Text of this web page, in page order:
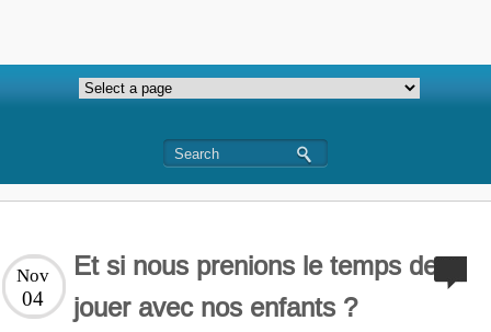
Et si nous prenions le temps de
jouer avec nos enfants ?
Nov
04